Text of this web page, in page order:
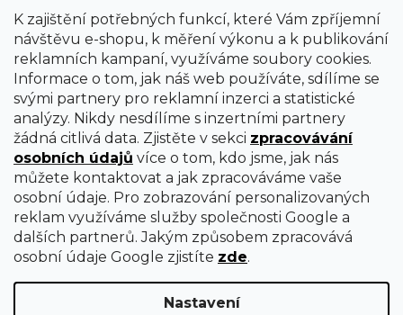
K zajištění potřebných funkcí, které Vám zpříjemní
návštěvu e-shopu, k měření výkonu a k publikování
reklamních kampaní, využíváme soubory cookies.
Informace o tom, jak náš web používáte, sdílíme se
svými partnery pro reklamní inzerci a statistické
analýzy. Nikdy nesdílíme s inzertními partnery
žádná citlivá data. Zjistěte v sekci zpracovávání
osobních údajů více o tom, kdo jsme, jak nás
můžete kontaktovat a jak zpracováváme vaše
osobní údaje. Pro zobrazování personalizovaných
reklam využíváme služby společnosti Google a
dalších partnerů. Jakým způsobem zpracovává
osobní údaje Google zjistíte zde.
Nastavení